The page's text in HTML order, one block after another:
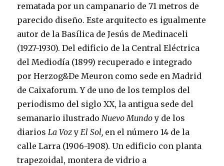
rematada por un campanario de 71 metros de
parecido diseño. Este arquitecto es igualmente
autor de la Basílica de Jesús de Medinaceli
(1927-1930). Del edificio de la Central Eléctrica
del Mediodía (1899) recuperado e integrado
por Herzog&De Meuron como sede en Madrid
de Caixaforum. Y de uno de los templos del
periodismo del siglo XX, la antigua sede del
semanario ilustradoNuevo Mundoy de los
diariosLa VozyEl Sol, en el número 14 de la
calle Larra (1906-1908). Un edificio con planta
trapezoidal, montera de vidrio a